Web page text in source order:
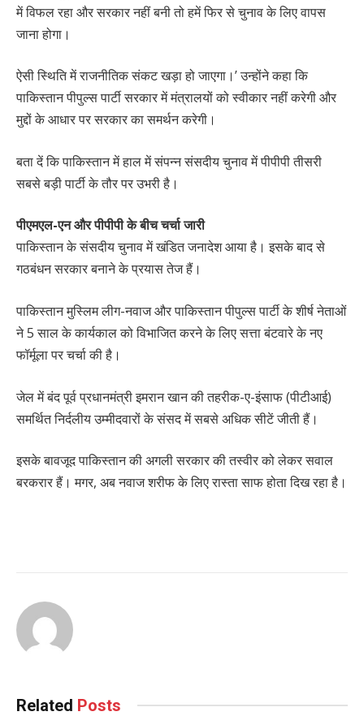
में विफल रहा और सरकार नहीं बनी तो हमें फिर से चुनाव के लिए वापस
जाना होगा।
ऐसी स्थिति में राजनीतिक संकट खड़ा हो जाएगा।’ उन्होंने कहा कि
पाकिस्तान पीपुल्स पार्टी सरकार में मंत्रालयों को स्वीकार नहीं करेगी और
मुद्दों के आधार पर सरकार का समर्थन करेगी।
बता दें कि पाकिस्तान में हाल में संपन्न संसदीय चुनाव में पीपीपी तीसरी
सबसे बड़ी पार्टी के तौर पर उभरी है।
पीएमएल-एन और पीपीपी के बीच चर्चा जारी
पाकिस्तान के संसदीय चुनाव में खंडित जनादेश आया है। इसके बाद से
गठबंधन सरकार बनाने के प्रयास तेज हैं।
पाकिस्तान मुस्लिम लीग-नवाज और पाकिस्तान पीपुल्स पार्टी के शीर्ष नेताओं
ने 5 साल के कार्यकाल को विभाजित करने के लिए सत्ता बंटवारे के नए
फॉर्मूला पर चर्चा की है।
जेल में बंद पूर्व प्रधानमंत्री इमरान खान की तहरीक-ए-इंसाफ (पीटीआई)
समर्थित निर्दलीय उम्मीदवारों के संसद में सबसे अधिक सीटें जीती हैं।
इसके बावजूद पाकिस्तान की अगली सरकार की तस्वीर को लेकर सवाल
बरकरार हैं। मगर, अब नवाज शरीफ के लिए रास्ता साफ होता दिख रहा है।
Related Posts